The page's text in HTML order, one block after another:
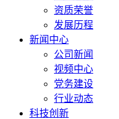
资质荣誉
发展历程
新闻中心
公司新闻
视频中心
党务建设
行业动态
科技创新